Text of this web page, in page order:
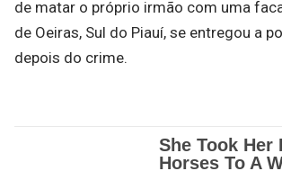
de matar o próprio irmão com uma
de Oeiras, Sul do Piauí, se entregou a
depois do crime.